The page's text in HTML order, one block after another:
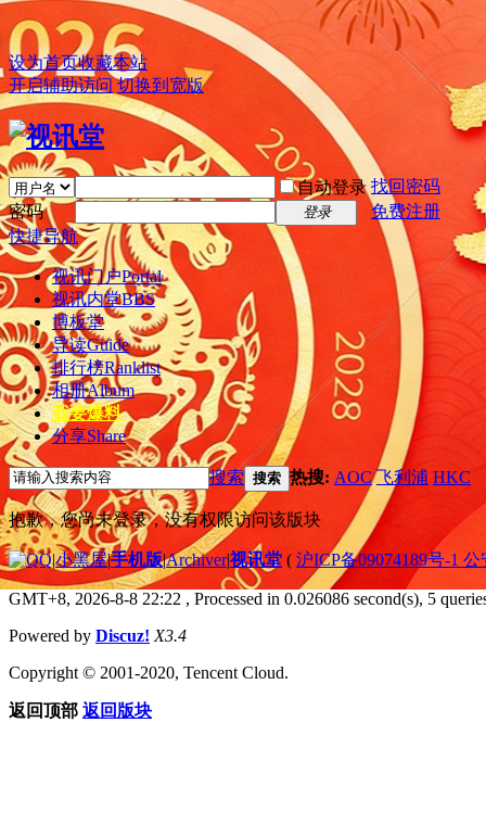
设为首页收藏本站
开启辅助访问 切换到宽版
自动登录 找回密码
密码
登录
免费注册
快捷导航
视讯门户Portal
视讯内堂BBS
博板堂
导读Guide
排行榜Ranklist
相册Album
我要爆料
分享Share
搜索 搜索 热搜: AOC 飞利浦 HKC
抱歉，您尚未登录，没有权限访问该版块
|小黑屋|手机版|Archiver|视讯堂 ( 沪ICP备09074189号-1
GMT+8, 2026-8-8 22:22 , Processed in 0.026086 second(s), 5
Powered by Discuz! X3.4
Copyright © 2001-2020, Tencent Cloud.
返回顶部 返回版块